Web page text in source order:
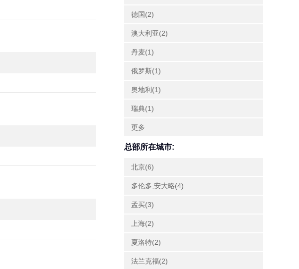
德国(2)
澳大利亚(2)
丹麦(1)
俄罗斯(1)
奥地利(1)
瑞典(1)
更多
总部所在城市:
北京(6)
多伦多,安大略(4)
孟买(3)
上海(2)
夏洛特(2)
法兰克福(2)